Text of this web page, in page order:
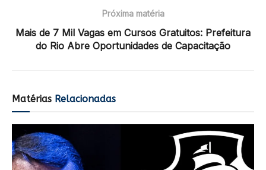
Próxima matéria
Mais de 7 Mil Vagas em Cursos Gratuitos: Prefeitura
do Rio Abre Oportunidades de Capacitação
Matérias Relacionadas